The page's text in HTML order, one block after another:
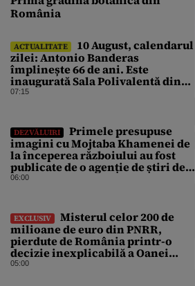
România
ACTUALITATE
10 August, calendarul
zilei: Antonio Banderas
împlinește 66 de ani. Este
inaugurată Sala Polivalentă din
București
07:15
DEZVĂLUIRI
Primele presupuse
imagini cu Mojtaba Khamenei de
la începerea războiului au fost
publicate de o agenție de știri de
stat din Iran
06:00
EXCLUSIV
Misterul celor 200 de
milioane de euro din PNRR,
pierdute de România printr-o
decizie inexplicabilă a Oanei
Gheorghiu. Ultima hotărâre de
05:00